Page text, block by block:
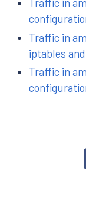
Traffic in
Traffic in
iptables
Traffic in